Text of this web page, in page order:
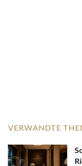
VERWANDTE